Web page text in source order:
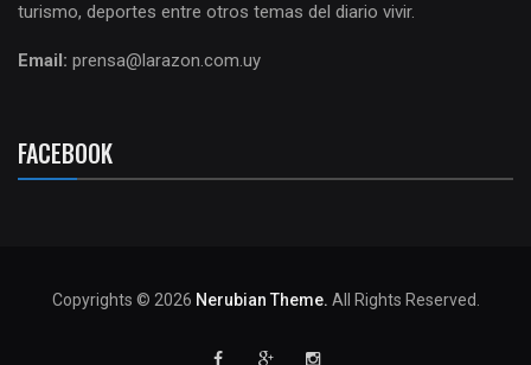
turismo, deportes entre otros temas del diario vivir.
Email: prensa@larazon.com.uy
FACEBOOK
Copyrights © 2026 Nerubian Theme. All Rights Reserved.